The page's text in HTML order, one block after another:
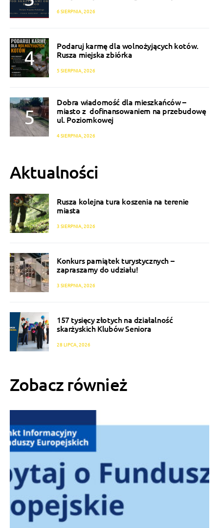
6 SIERPNIA, 2026
Podaruj karmę dla wolnożyjących kotów.
Rusza miejska zbiórka
5 SIERPNIA, 2026
Dobra wiadomość dla mieszkańców –
miasto z dofinansowaniem na przebudowę
ul. Poziomkowej
4 SIERPNIA, 2026
Aktualności
Rusza kolejna tura koszenia na terenie
miasta
3 SIERPNIA, 2026
Konkurs pamiątek turystycznych –
zapraszamy do udziału!
3 SIERPNIA, 2026
157 tysięcy złotych na działalność
skarżyskich Klubów Seniora
28 LIPCA, 2026
Zobacz również